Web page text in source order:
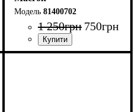
81400702
1 250грн 750грн
Стать: Дитяче, Унісекс
Виробник: Macron
Колір: Темно-синій